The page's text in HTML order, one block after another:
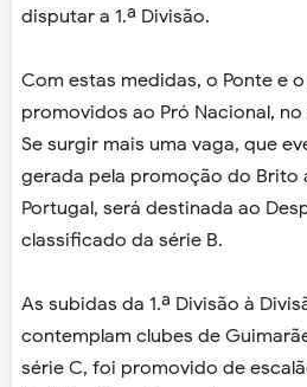
disputar a 1.ª Divisão.
Com estas medidas, o Ponte e
promovidos ao Pró Nacional,
Se surgir mais uma vaga, que
gerada pela promoção do Brito
Portugal, será destinada ao
classificado da série B.
As subidas da 1.ª Divisão à
contemplam clubes de
série C, foi promovido de